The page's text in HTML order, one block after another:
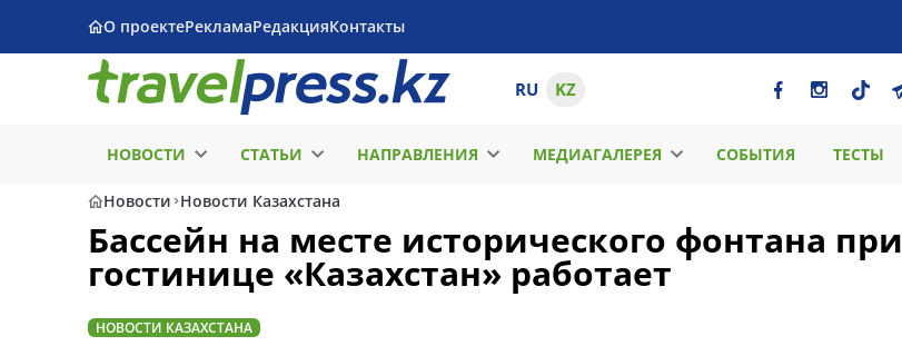
О проектеРекламаРедакцияКонтакты
RU KZ
НОВОСТИ СТАТЬИ НАПРАВЛЕНИЯ МЕДИАГАЛЕРЕЯ СОБЫТИЯ ТЕСТЫ
Новости Новости Казахстана
Бассейн на месте исторического фонтана при
гостинице «Казахстан» работает
НОВОСТИ КАЗАХСТАНА